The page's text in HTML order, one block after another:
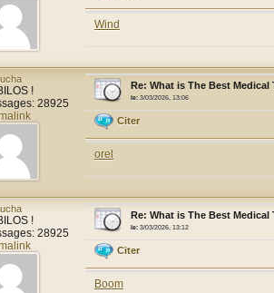
Wind
!
28925
Re: What is The Best Medical
le: 3/03/2026, 13:06
Citer
orel
!
28925
Re: What is The Best Medical
le: 3/03/2026, 13:12
Citer
Boom